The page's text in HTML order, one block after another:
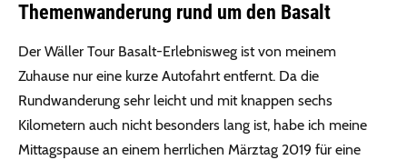
Themenwanderung rund um den Basalt
Der Wäller Tour Basalt-Erlebnisweg ist von meinem
Zuhause nur eine kurze Autofahrt entfernt. Da die
Rundwanderung sehr leicht und mit knappen sechs
Kilometern auch nicht besonders lang ist, habe ich meine
Mittagspause an einem herrlichen Märztag 2019 für eine